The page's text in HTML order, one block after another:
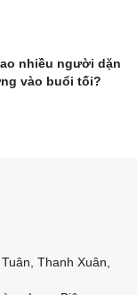
nhiều người dặn
vào buổi tối?
Thanh Xuân,